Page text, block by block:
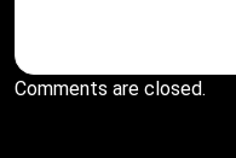
Comments are closed.